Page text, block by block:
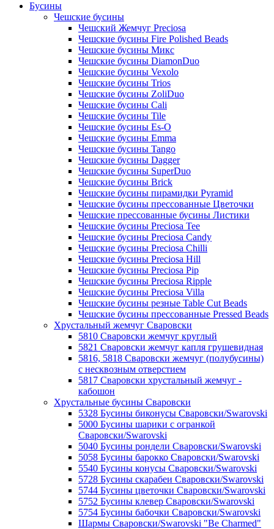
Бусины
Чешские бусины
Чешский Жемчуг Preciosa
Чешские бусины Fire Polished Beads
Чешские бусины Микс
Чешские бусины DiamonDuo
Чешские бусины Vexolo
Чешские бусины Trios
Чешские бусины ZoliDuo
Чешские бусины Cali
Чешские бусины Tile
Чешские бусины Es-O
Чешские бусины Emma
Чешские бусины Tango
Чешские бусины Dagger
Чешские бусины SuperDuo
Чешские бусины Brick
Чешские бусины пирамидки Pyramid
Чешские бусины прессованные Цветочки
Чешские прессованные бусины Листики
Чешские бусины Preciosa Tee
Чешские бусины Preciosa Candy
Чешские бусины Preciosa Chilli
Чешские бусины Preciosa Hill
Чешские бусины Preciosa Pip
Чешские бусины Preciosa Ripple
Чешские бусины Preciosa Villa
Чешские бусины резные Table Cut Beads
Чешские бусины прессованные Pressed Beads
Хрустальный жемчуг Сваровски
5810 Сваровски жемчуг круглый
5821 Сваровски жемчуг капля грушевидная
5816, 5818 Сваровски жемчуг (полубусины)
с несквозным отверстием
5817 Сваровски хрустальный жемчуг -
кабошон
Хрустальные бусины Сваровски
5328 Бусины биконусы Сваровски/Swarovski
5000 Бусины шарики с огранкой
Сваровски/Swarovski
5040 Бусины рондели Сваровски/Swarovski
5058 Бусины барокко Сваровски/Swarovski
5540 Бусины конусы Сваровски/Swarovski
5728 Бусины скарабеи Сваровски/Swarovski
5744 Бусины цветочки Сваровски/Swarovski
5752 Бусины клевер Сваровски/Swarovski
5754 Бусины бабочки Сваровски/Swarovski
Шармы Сваровски/Swarovski "Be Charmed"